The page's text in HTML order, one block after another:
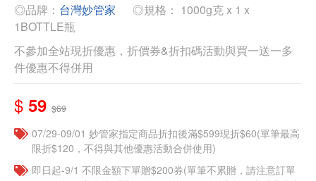
◎品牌： 台灣妙管家
◎規格： 1000g克 x 1 x
1BOTTLE瓶
不參加全站現折優惠，折價券&折扣碼活動與買一送一多
件優惠不得併用
$ 59 $69
07/29-09/01 妙管家指定商品折扣後滿$599現折$60(單筆最高
限折$120，不得與其他優惠活動合併使用)
即日起-9/1 不限金額下單贈$200券(單筆不累贈，請注意訂單